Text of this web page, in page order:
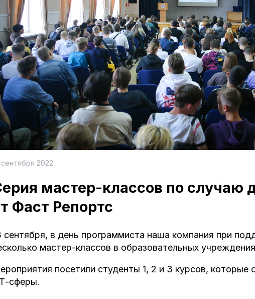
сентября 2022
мастер-классов по случаю
Фаст Репортс
сентября, в день программиста наша компания при
мастер-классов в образовательных
посетили студенты 1, 2 и 3 курсов, которые
сферы.